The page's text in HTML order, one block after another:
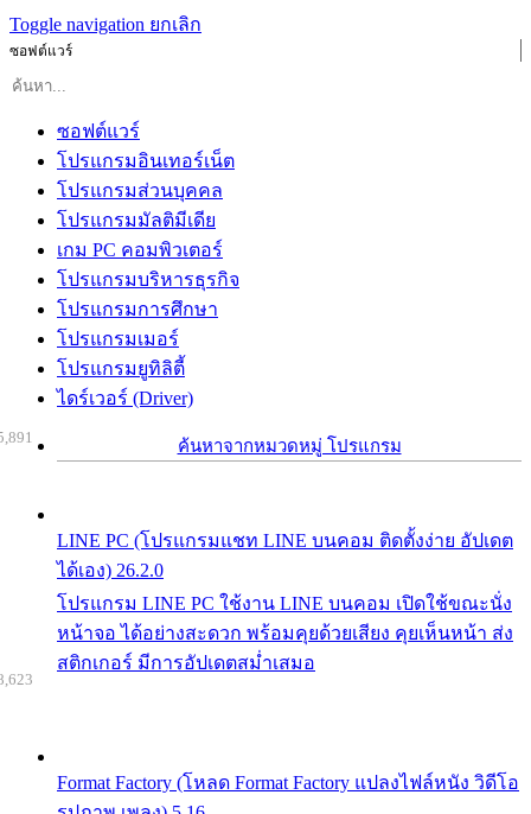
Toggle navigation ยกเลิก
ซอฟต์แวร์
ซอฟต์แวร์
โปรแกรมอินเทอร์เน็ต
โปรแกรมส่วนบุคคล
โปรแกรมมัลติมีเดีย
เกม PC คอมพิวเตอร์
โปรแกรมบริหารธุรกิจ
โปรแกรมการศึกษา
โปรแกรมเมอร์
โปรแกรมยูทิลิตี้
ไดร์เวอร์ (Driver)
ค้นหาจากหมวดหมู่ โปรแกรม
LINE PC (โปรแกรมแชท LINE บนคอม ติดตั้งง่าย อัปเดต
ได้เอง) 26.2.0
โปรแกรม LINE PC ใช้งาน LINE บนคอม เปิดใช้ขณะนั่ง
หน้าจอ ได้อย่างสะดวก พร้อมคุยด้วยเสียง คุยเห็นหน้า ส่ง
สติกเกอร์ มีการอัปเดตสม่ำเสมอ
Format Factory (โหลด Format Factory แปลงไฟล์หนัง วิดีโอ